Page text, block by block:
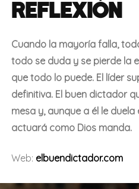
REFLEXIÓN
Cuando la mayoría falla,
todo se duda y se pierde la
que todo lo puede. El líder
definitiva. El buen dictador
mesa y, aunque a él le
actuará como Dios manda.
Web: elbuendictador.com